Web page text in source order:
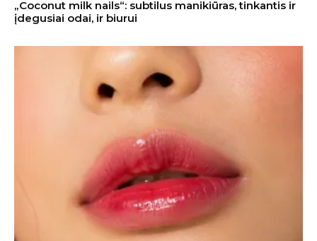
„Coconut milk nails“: subtilus manikiūras, tinkantis ir
įdegusiai odai, ir biurui